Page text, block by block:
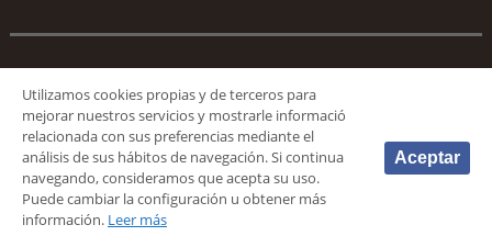
Síguenos
© 2026 Fundación Deportiva Municipal Valencia |AVISO LEGAL
PRIVACIDAD
Utilizamos cookies propias y de terceros para
mejorar nuestros servicios y mostrarle informació
relacionada con sus preferencias mediante el
análisis de sus hábitos de navegación. Si continua
navegando, consideramos que acepta su uso.
Puede cambiar la configuración u obtener más
información. Leer más
Aceptar